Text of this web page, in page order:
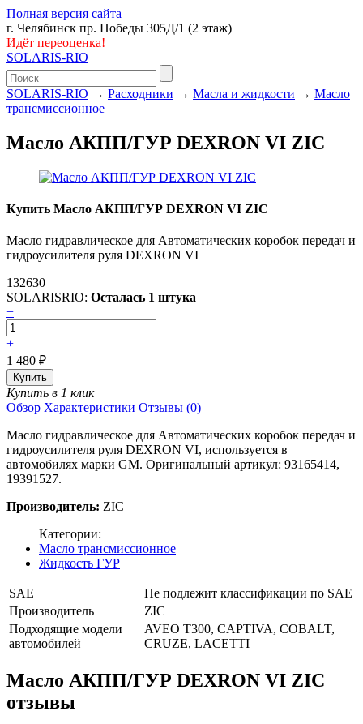
Полная версия сайта
г. Челябинск пр. Победы 305Д/1 (2 этаж)
Идёт переоценка!
SOLARIS-RIO
SOLARIS-RIO → Расходники → Масла и жидкости → Масло
трансмиссионное
Масло АКПП/ГУР DEXRON VI ZIC
Купить Масло АКПП/ГУР DEXRON VI ZIC
Масло гидравлическое для Автоматических коробок передач и
гидроусилителя руля DEXRON VI
132630
SOLARISRIO: Осталась 1 штука
−
+
1 480 ₽
Купить в 1 клик
Обзор Характеристики Отзывы (0)
Масло гидравлическое для Автоматических коробок передач и
гидроусилителя руля DEXRON VI, используется в
автомобилях марки GM. Оригинальный артикул: 93165414,
19391527.
Производитель: ZIC
Категории:
Масло трансмиссионное
Жидкость ГУР
SAE
Не подлежит классификации по SAE
Производитель
ZIC
Подходящие модели
автомобилей
AVEO T300, CAPTIVA, COBALT,
CRUZE, LACETTI
Масло АКПП/ГУР DEXRON VI ZIC
отзывы